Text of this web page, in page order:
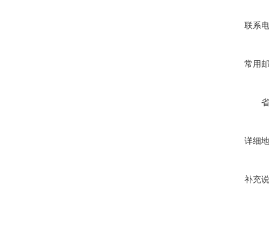
联系
常用
详细
补充